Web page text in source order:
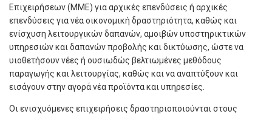
Επιχειρήσεων (ΜΜΕ) για αρχικές επενδύσεις ή αρχικές
επενδύσεις για νέα οικονομική δραστηριότητα, καθώς και
ενίσχυση λειτουργικών δαπανών, αμοιβών υποστηρικτικών
υπηρεσιών και δαπανών προβολής και δικτύωσης, ώστε να
υιοθετήσουν νέες ή ουσιωδώς βελτιωμένες μεθόδους
παραγωγής και λειτουργίας, καθώς και να αναπτύξουν και
εισάγουν στην αγορά νέα προϊόντα και υπηρεσίες.
Οι ενισχυόμενες επιχειρήσεις δραστηριοποιούνται στους